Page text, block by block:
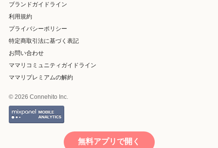
ブランドガイドライン
利用規約
プライバシーポリシー
特定商取引法に基づく表記
お問い合わせ
ママリコミュニティガイドライン
ママリプレミアムの解約
© 2026 Connehito Inc.
無料アプリで開く